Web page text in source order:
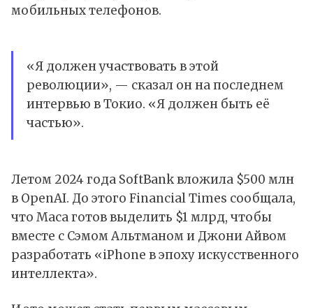
мобильных телефонов.
«Я должен участвовать в этой
революции», — сказал он на последнем
интервью в Токио. «Я должен быть её
частью».
Летом 2024 года SoftBank вложила $500 млн
в OpenAI. До этого Financial Times сообщала,
что Маса готов выделить $1 млрд, чтобы
вместе с Сэмом Альтманом и Джони Айвом
разработать «iPhone в эпоху искусственного
интеллекта».